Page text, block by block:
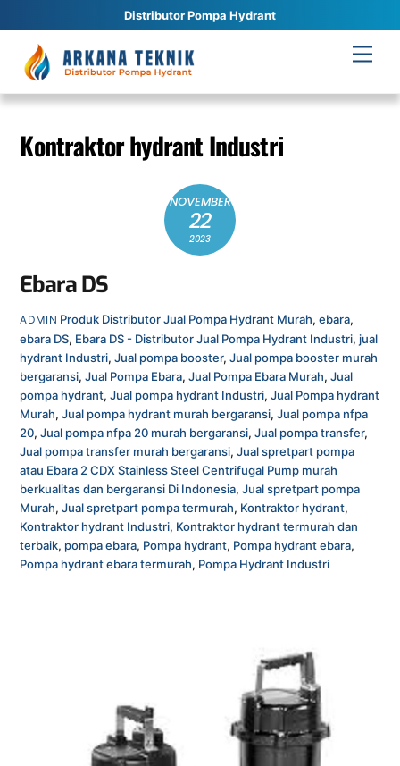
Distributor Pompa Hydrant
content
Kontraktor hydrant Industri
NOVEMBER
22
2023
Ebara DS
ADMIN Produk Distributor Jual Pompa Hydrant Murah,ebara,
ebara DS, Ebara DS - Distributor Jual Pompa Hydrant Industri, jual
hydrant Industri,Jual pompa booster,Jual pompa booster murah
bergaransi,Jual Pompa Ebara,Jual Pompa Ebara Murah,Jual
pompa hydrant,Jual pompa hydrant Industri,Jual Pompa hydrant
Murah,Jual pompa hydrant murah bergaransi,Jual pompa nfpa
20,Jual pompa nfpa 20 murah bergaransi,Jual pompa transfer,
Jual pompa transfer murah bergaransi,Jual spretpart pompa
atau Ebara 2 CDX Stainless Steel Centrifugal Pump murah
berkualitas dan bergaransi Di Indonesia,Jual spretpart pompa
Murah,Jual spretpart pompa termurah, Kontraktor hydrant,
Kontraktor hydrant Industri, Kontraktor hydrant termurah dan
terbaik, pompa ebara, Pompa hydrant, Pompa hydrant ebara,
Pompa hydrant ebara termurah, Pompa Hydrant Industri